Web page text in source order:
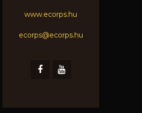
www.ecorps.hu
ecorps@ecorps.hu